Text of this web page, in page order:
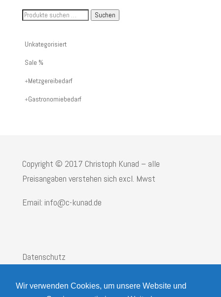
Wir verwenden Cookies, um unsere Website und
Suche
Artikelnummer
oder
Suchen
Unkategorisiert
Sale %
Metzgereibedarf
Gastronomiebedarf
Copyright © 2017 Christoph Kunad – alle
Preisangaben verstehen sich excl. Mwst
Email: info@c-kunad.de
Datenschutz
AGB